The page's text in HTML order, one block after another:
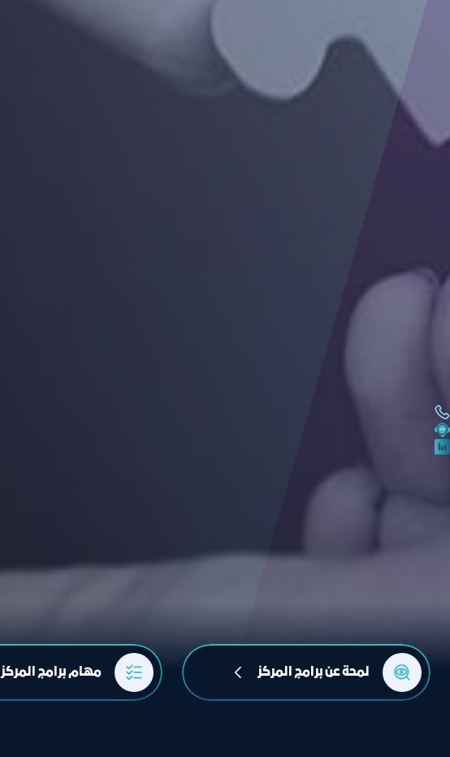
لمحة عن برامج المركز مهام برامج المركز